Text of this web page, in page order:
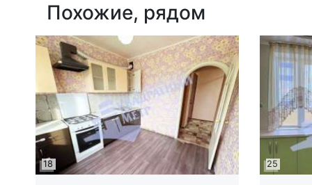
Похожие, рядом
18 25